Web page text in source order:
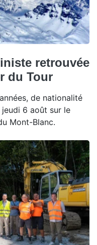
retrouvée
du Tour
de nationalité
6 août sur le
Mont-Blanc.